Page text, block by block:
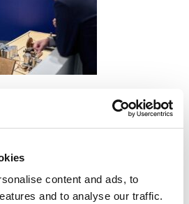
content and ads, to
and to analyse our traffic.